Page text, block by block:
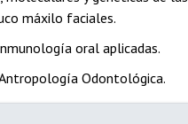
máxilo faciales.
oral aplicadas.
Odontológica.